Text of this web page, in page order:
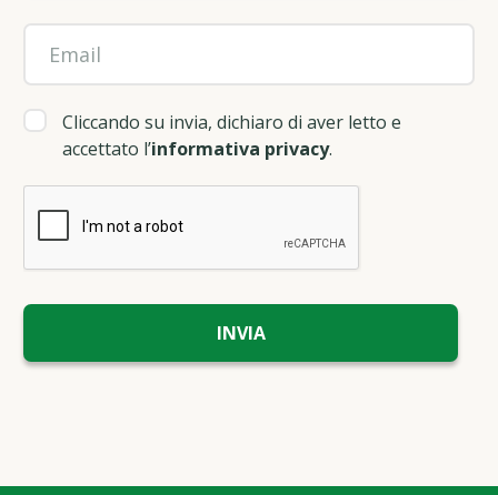
Cliccando su invia, dichiaro di aver letto e
accettato l’informativa privacy.